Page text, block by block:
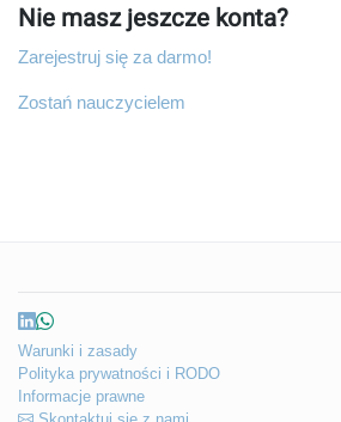
Nie masz jeszcze konta?
Zarejestruj się za darmo!
Zostań nauczycielem
Warunki i zasady
Polityka prywatności i RODO
Informacje prawne